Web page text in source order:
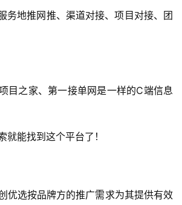
务地推网推、渠道对接、项目对接、团
目之家、第一接单网是一样的C端信息
就能找到这个平台了！
优选按品牌方的推广需求为其提供有效